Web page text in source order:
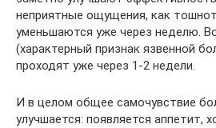
неприятные ощущения, как
уменьшаются уже через неделю.
(характерный признак язвенной
проходят уже через 1-2 недели.
И в целом общее самочувствие
улучшается: появляется аппетит,